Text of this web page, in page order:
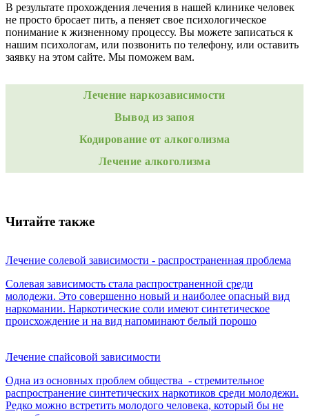
В результате прохождения лечения в нашей клинике человек
не просто бросает пить, а пеняет свое психологическое
понимание к жизненному процессу. Вы можете записаться к
нашим психологам, или позвонить по телефону, или оставить
заявку на этом сайте. Мы поможем вам.
Лечение наркозависимости
Вывод из запоя
Кодирование от алкоголизма
Лечение алкоголизма
Читайте также
Лечение солевой зависимости - распространенная проблема
Солевая зависимость стала распространенной среди
молодежи. Это совершенно новый и наиболее опасный вид
наркомании. Наркотические соли имеют синтетическое
происхождение и на вид напоминают белый порошо
Лечение спайсовой зависимости
Одна из основных проблем общества - стремительное
распространение синтетических наркотиков среди молодежи.
Редко можно встретить молодого человека, который бы не